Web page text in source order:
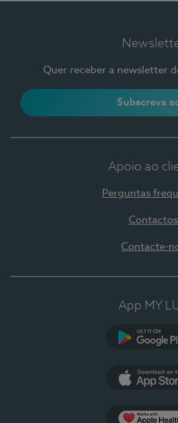
Quer receber a newsletter
Subscreva
Apoio ao
Perguntas
Contactos
Contacte-
App MY